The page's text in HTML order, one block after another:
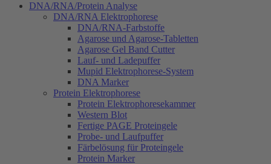
DNA/RNA/Protein Analyse
DNA/RNA Elektrophorese
DNA/RNA-Farbstoffe
Agarose und Agarose-Tabletten
Agarose Gel Band Cutter
Lauf- und Ladepuffer
Mupid Elektrophorese-System
DNA Marker
Protein Elektrophorese
Protein Elektrophoresekammer
Western Blot
Fertige PAGE Proteingele
Probe- und Laufpuffer
Färbelösung für Proteingele
Protein Marker